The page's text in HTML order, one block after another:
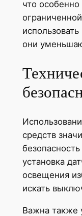
что
они
средств
установка
освещения
искать
Важна также